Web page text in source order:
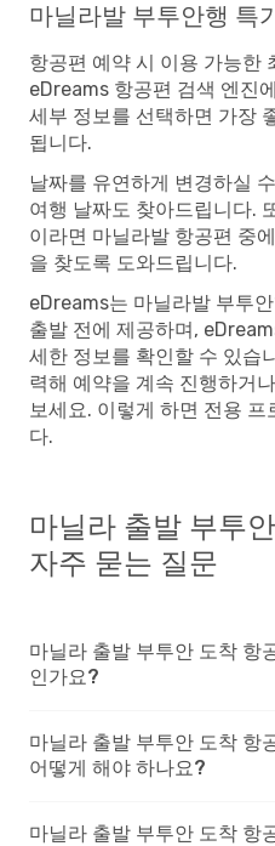
마닐라발 부투안행 특
항공편 예약 시 이용 가능한
eDreams 항공편 검색 엔진
세부 정보를 선택하면 가장
됩니다.
날짜를 유연하게 변경하실
여행 날짜도 찾아드립니다.
이라면 마닐라발 항공편 중
을 찾도록 도와드립니다.
eDreams는 마닐라발 부투
출발 전에 제공하며,
세한 정보를 확인할 수 있습
력해 예약을 계속 진행하거
보세요. 이렇게 하면 전용
다.
마닐라 출발 부투
자주 묻는 질문
마닐라 출발 부투안 도착 항
인가요?
마닐라 출발 부투안 도착 항
어떻게 해야 하나요?
마닐라 출발 부투안 도착 항